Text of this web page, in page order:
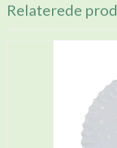
Relaterede